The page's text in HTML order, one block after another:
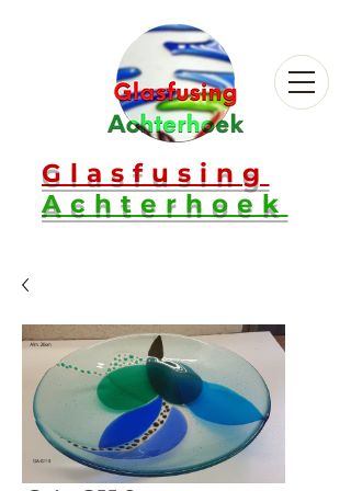
Glasfusing
Achterhoek